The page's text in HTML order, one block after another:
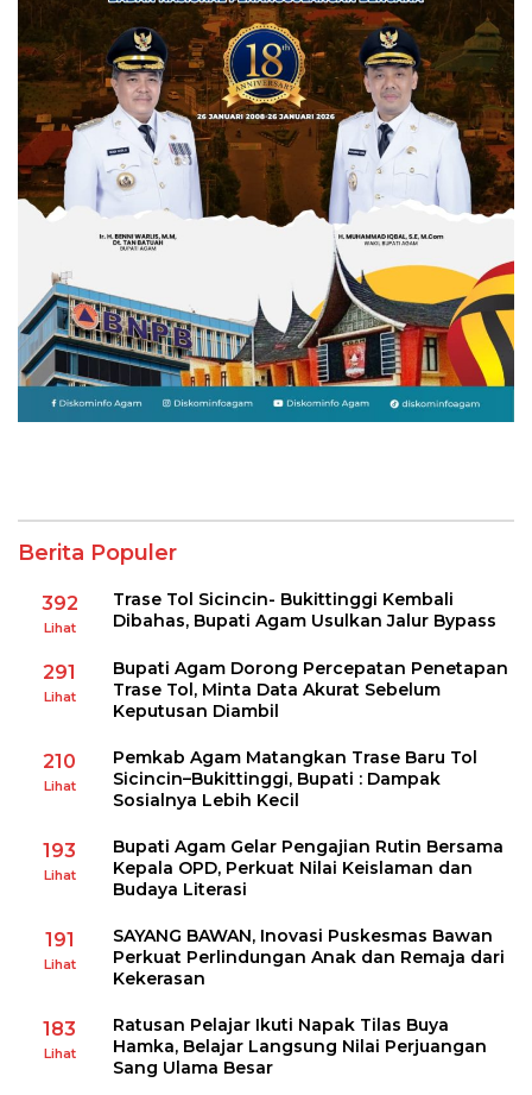
Berita Populer
392
Lihat
Trase Tol Sicincin- Bukittinggi Kembali
Dibahas, Bupati Agam Usulkan Jalur Bypass
291
Lihat
Bupati Agam Dorong Percepatan Penetapan
Trase Tol, Minta Data Akurat Sebelum
Keputusan Diambil
210
Lihat
Pemkab Agam Matangkan Trase Baru Tol
Sicincin–Bukittinggi, Bupati : Dampak
Sosialnya Lebih Kecil
193
Lihat
Bupati Agam Gelar Pengajian Rutin Bersama
Kepala OPD, Perkuat Nilai Keislaman dan
Budaya Literasi
191
Lihat
SAYANG BAWAN, Inovasi Puskesmas Bawan
Perkuat Perlindungan Anak dan Remaja dari
Kekerasan
183
Lihat
Ratusan Pelajar Ikuti Napak Tilas Buya
Hamka, Belajar Langsung Nilai Perjuangan
Sang Ulama Besar